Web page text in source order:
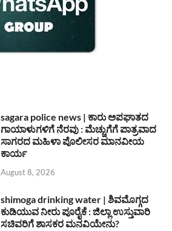
sagara police news | ಕಾರು ಅಪಘಾತದ
ಗಾಯಾಳುಗಳಿಗೆ ನೆರವು : ಮೆಚ್ಚುಗೆಗೆ ಪಾತ್ರವಾದ
ಸಾಗರದ ಮಹಿಳಾ ಪೊಲೀಸರ ಮಾನವೀಯ
ಕಾರ್ಯ
August 8, 2026
shimoga drinking water | ಶಿವಮೊಗ್ಗದ
ಕುಡಿಯುವ ನೀರು ಪೂರೈಕೆ : ಜಿಲ್ಲಾ ಉಸ್ತುವಾರಿ
ಸಚಿವರಿಗೆ ಶಾಸಕರ ಮನವಿಯೇನು?